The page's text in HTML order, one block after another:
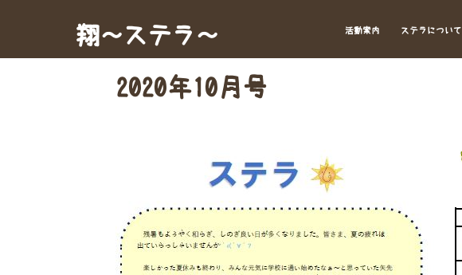
翔～ステラ～ 活動案内 ステラについて
2020年10月号